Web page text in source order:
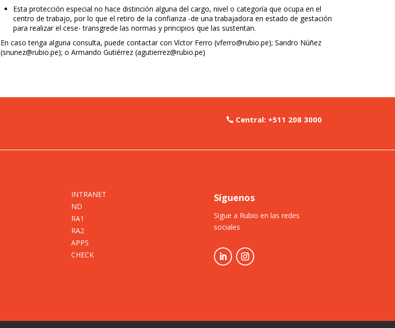
Esta protección especial no hace distinción alguna del cargo, nivel o categoría que ocupa en el
centro de trabajo, por lo que el retiro de la confianza -de una trabajadora en estado de gestación
para realizar el cese- transgrede las normas y principios que las sustentan.
En caso tenga alguna consulta, puede contactar con Víctor Ferro (vferro@rubio.pe); Sandro Núñez
(snunez@rubio.pe); o Armando Gutiérrez (agutierrez@rubio.pe)
Central: +511 208 3000
INTRANET
ND
RA1
RA2
APPS
CHECK
Síguenos
Sigue a Rubio en las redes
sociales